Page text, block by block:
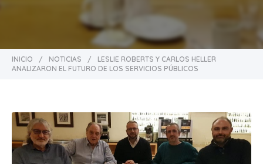
INICIO / NOTICIAS /
LESLIE ROBERTS Y CARLOS HELLER
ANALIZARON EL FUTURO DE LOS SERVICIOS PÚBLICOS